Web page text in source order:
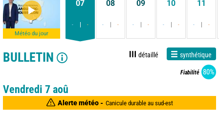
Météo du jour
07
- -
08
- -
09
- -
10
- -
11
- -
BULLETIN détaillé synthétique
Fiabilité 80%
Vendredi 7 aoû
Alerte météo - Canicule durable au sud-est